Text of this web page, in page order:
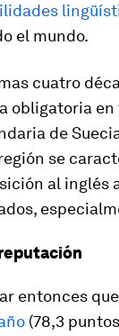
el mundo.
cuatro
obligatoria en
de
se
al inglés
entonces
(78,3